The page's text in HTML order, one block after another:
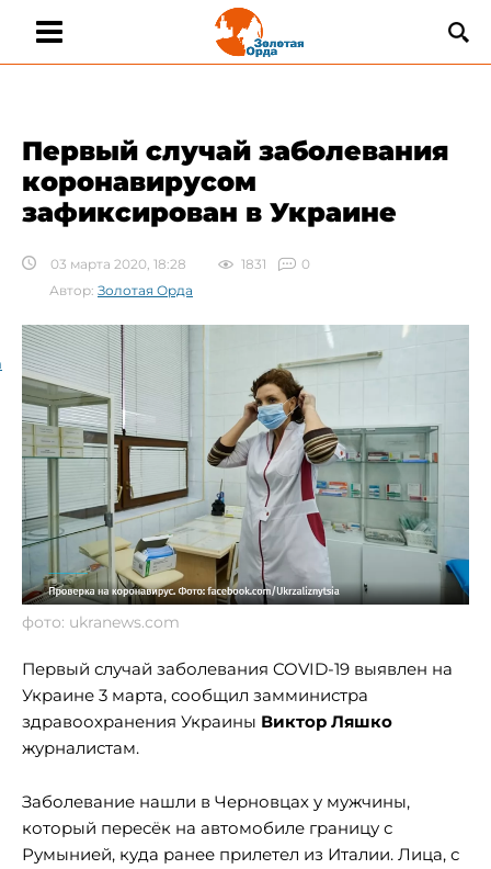
Первый случай заболевания
коронавирусом
зафиксирован в Украине
03 марта 2020, 18:28 1831
0
Автор: Золотая Орда
фото: ukranews.com
Первый случай заболевания COVID-19 выявлен на
Украине 3 марта, сообщил замминистра
здравоохранения Украины Виктор Ляшко
журналистам.
Заболевание нашли в Черновцах у мужчины,
который пересёк на автомобиле границу с
Румынией, куда ранее прилетел из Италии. Лица, с